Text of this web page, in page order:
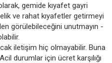
gemide kıyafet gayri
ve rahat kıyafetler getirmeyi
görülebileceğini unutmayın -
iletişim hiç olmayabilir. Buna
durumlar için ücret karşılığı